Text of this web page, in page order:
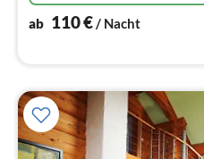
ab 110€/ Nacht